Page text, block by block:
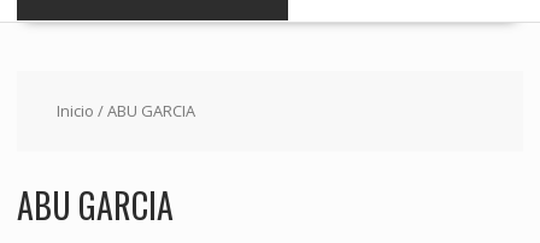
Inicio / ABU GARCIA
ABU GARCIA